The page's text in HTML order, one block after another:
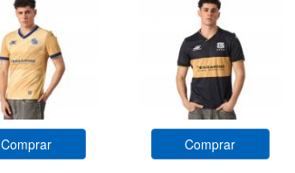
Comprar Comprar